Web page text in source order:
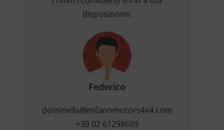
disposizione:
Federico
dominella@milanomotors4x4.com
+39 02 61298699